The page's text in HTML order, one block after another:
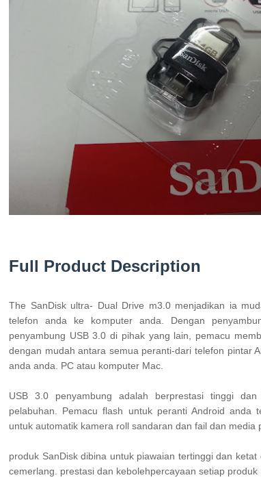
Full Product Description
The SanDisk ultra- Dual Drive m3.0 menjadikan ia
telefon anda ke komputer anda. Dengan
penyambung USB 3.0 di pihak yang lain, pemacu
dengan mudah antara semua peranti-dari telefon pintar
anda anda. PC atau komputer Mac.
USB 3.0 penyambung adalah berprestasi tinggi
pelabuhan. Pemacu flash untuk peranti Android anda
untuk automatik kamera roll sandaran dan fail dan media
produk SanDisk dibina untuk piawaian tertinggi dan
cemerlang. prestasi dan kebolehpercayaan setiap produk